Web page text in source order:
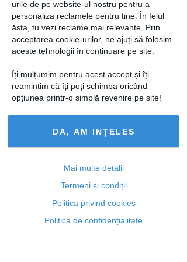
urile de pe website-ul nostru pentru a
personaliza reclamele pentru tine. În felul
ăsta, tu vezi reclame mai relevante. Prin
acceptarea cookie-urilor, ne ajuți să folosim
aceste tehnologii în continuare pe site.
Îți mulțumim pentru acest accept și îți
reamintim că îți poți schimba oricând
opțiunea printr-o simplă revenire pe site!
DA, AM INȚELES
Mai multe detalii
Termeni și condiții
Politica privind cookies
Politica de confidențialitate
diferite la Bucuresti: luni, 22 septembrie
(“Night creatures”, Solo”, “Love stories”
si “Revelations”) si marti, 23
septembrie (“Suite Otis”, “The Golden
Biletele se vor pune in vanzare la casa
de bilete a Teatrului National Bucuresti,
incepand cu data de 1 septembrie, la
preturi cuprinse intre 100 si 350 de lei.
loading...
Articolul următor